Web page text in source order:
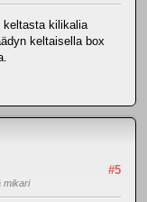
keltasta kilikalia
keltaisella box
#5
mikari